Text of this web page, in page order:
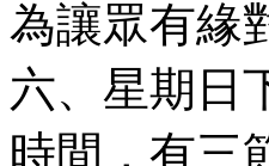
為讓眾有緣
六、星期日
時間，有三